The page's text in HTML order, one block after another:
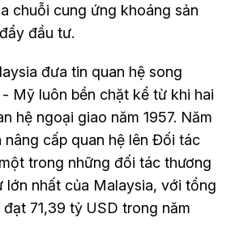
chuỗi cung ứng khoáng sản
đầu tư.
đưa tin quan hệ song
Mỹ luôn bền chặt kể từ khi hai
hệ ngoại giao năm 1957. Năm
nâng cấp quan hệ lên Đối tác
trong những đối tác thương
lớn nhất của Malaysia, với tổng
71,39 tỷ USD trong năm